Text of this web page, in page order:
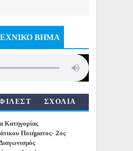
ΒΗΜΑ
ΣΧΟΛΙΑ
Κατηγορίας
Ποιήματος- 2ος